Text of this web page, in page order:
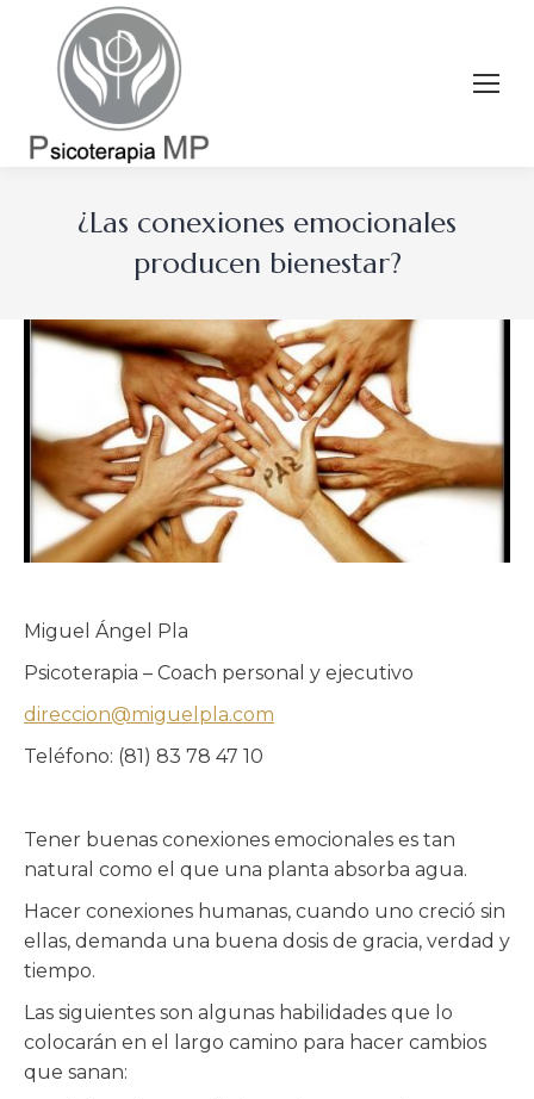
¿Las conexiones emocionales
producen bienestar?
Miguel Ángel Pla
Psicoterapia – Coach personal y ejecutivo
direccion@miguelpla.com
Teléfono: (81) 83 78 47 10
Tener buenas conexiones emocionales es tan
natural como el que una planta absorba agua.
Hacer conexiones humanas, cuando uno creció sin
ellas, demanda una buena dosis de gracia, verdad y
tiempo.
Las siguientes son algunas habilidades que lo
colocarán en el largo camino para hacer cambios
que sanan: